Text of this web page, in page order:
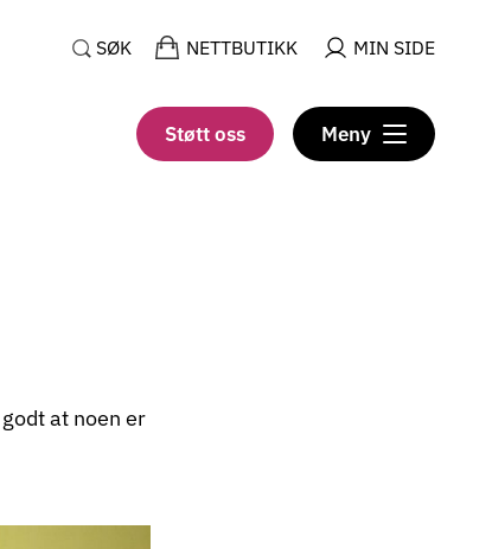
SØK NETTBUTIKK MIN SIDE
Støtt oss Meny
at noen er